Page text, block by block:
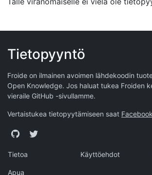
Tietopyyntö
Froide on ilmainen avoimen lähdekoodin
Open Knowledge. Jos haluat tukea Froiden
vieraile GitHub -sivullamme.
Vertaistukea tietopyytämiseen saat
GitHubTwitter
Tietoa Käyttöehdot
Apua